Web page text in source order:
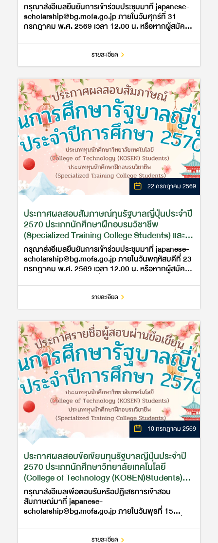
กรุณาส่งอีเมลยืนยันการเข้าร่วมประชุมมาที่ japanese-
scholarship@bg.mofa.go.jp ภายในวันศุกร์ที่ 31
กรกฎาคม พ.ศ. 2569 เวลา 12.00 น. หรือหากผู้สมัคร
ศึกษา สำนักข่าวสารญี่ปุ่น …
รายละเอียด
22 กรกฎาคม 2569
ประกาศผลสอบสัมภาษณ์ทุนรัฐบาลญี่ปุ่นประจำปี
2570 ประเภทนักศึกษาฝึกอบรมวิชาชีพ
(Specialized Training College Students) และ
ประเภทนักศึกษาวิทยาลัยเทคโนโลยี (College of
Technology (KOSEN)Students)
กรุณาส่งอีเมลยืนยันการเข้าร่วมประชุมมาที่ japanese-
scholarship@bg.mofa.go.jp ภายในวันพฤหัสบดีที่ 23
กรกฎาคม พ.ศ. 2569 เวลา 12.00 น. หรือหากผู้สมัคร
ศึกษา สำนักข่าวสารญี่ปุ…
รายละเอียด
10 กรกฎาคม 2569
ประกาศผลสอบข้อเขียนทุนรัฐบาลญี่ปุ่นประจำปี
2570 ประเภทนักศึกษาวิทยาลัยเทคโนโลยี
(College of Technology (KOSEN)Students)
และประเภทนักศึกษาฝึกอบรมวิชาชีพ
(Specialized Training College Students)
กรุณาส่งอีเมลเพื่อตอบรับหรือปฏิเสธการเข้าสอบ
สัมภาษณ์มาที่ japanese-
scholarship@bg.mofa.go.jp ภายในวันพุธที่ 15
นามสกุลและรหัสผู้เข้าสอบมาในอีเมลด้วย กลุ่มความร่วม
รายละเอียด